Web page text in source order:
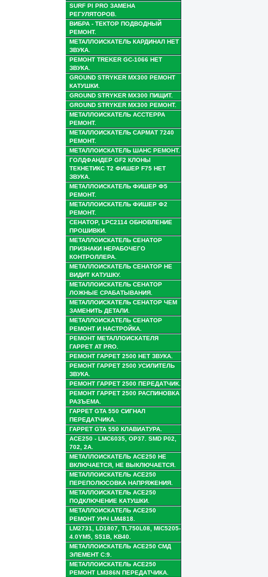
SURF PI PRO ЗАМЕНА
РЕГУЛЯТОРОВ.
ВИБРА - ТЕКТОР ПОДВОДНЫЙ
РЕМОНТ.
МЕТАЛЛОИСКАТЕЛЬ КАРДИНАЛ НЕТ
ЗВУКА.
РЕМОНТ TREKER GC-1066 НЕТ
ЗВУКА.
GROUND STRYKER MX300 РЕМОНТ
КАТУШКИ.
GROUND STRYKER MX300 ПИЩИТ.
GROUND STRYKER MX300 РЕМОНТ.
МЕТАЛЛОИСКАТЕЛЬ АССТЕРРА
РЕМОНТ.
МЕТАЛЛОИСКАТЕЛЬ САРМАТ 7240
РЕМОНТ.
МЕТАЛЛОИСКАТЕЛЬ ШАНС РЕМОНТ.
ГОЛДФАНДЕР GF2 КЛОНЫ
ТЕКНЕТИКС Т2 ФИШЕР F75 НЕТ
ЗВУКА.
МЕТАЛЛОИСКАТЕЛЬ ФИШЕР Ф5
РЕМОНТ.
МЕТАЛЛОИСКАТЕЛЬ ФИШЕР Ф2
РЕМОНТ.
СЕНАТОР, LPC2114 ОБНОВЛЕНИЕ
ПРОШИВКИ.
МЕТАЛЛОИСКАТЕЛЬ СЕНАТОР
ПРИЗНАКИ НЕРАБОЧЕГО
КОНТРОЛЛЕРА.
МЕТАЛЛОИСКАТЕЛЬ СЕНАТОР НЕ
ВИДИТ КАТУШКУ.
МЕТАЛЛОИСКАТЕЛЬ СЕНАТОР
ЛОЖНЫЕ СРАБАТЫВАНИЯ.
МЕТАЛЛОИСКАТЕЛЬ СЕНАТОР ЧЕМ
ЗАМЕНИТЬ ДЕТАЛИ.
МЕТАЛЛОИСКАТЕЛЬ СЕНАТОР
РЕМОНТ И НАСТРОЙКА.
РЕМОНТ МЕТАЛЛОИСКАТЕЛЯ
ГАРРЕТ AT PRO.
РЕМОНТ ГАРРЕТ 2500 НЕТ ЗВУКА.
РЕМОНТ ГАРРЕТ 2500 УСИЛИТЕЛЬ
ЗВУКА.
РЕМОНТ ГАРРЕТ 2500 ПЕРЕДАТЧИК.
РЕМОНТ ГАРРЕТ 2500 РАСПИНОВКА
РАЗЪЕМА.
ГАРРЕТ GTA 550 СИГНАЛ
ПЕРЕДАТЧИКА.
ГАРРЕТ GTA 550 КЛАВИАТУРА.
АСЕ250 - LMC6035, OP37. SMD P02,
702, 2A.
МЕТАЛЛОИСКАТЕЛЬ АСЕ250 НЕ
ВКЛЮЧАЕТСЯ, НЕ ВЫКЛЮЧАЕТСЯ.
МЕТАЛЛОИСКАТЕЛЬ АСЕ250
ПЕРЕПОЛЮСОВКА НАПРЯЖЕНИЯ.
МЕТАЛЛОИСКАТЕЛЬ АСЕ250
ПОДКЛЮЧЕНИЕ КАТУШКИ.
МЕТАЛЛОИСКАТЕЛЬ АСЕ250
РЕМОНТ УНЧ LM4818.
LM2731, LD1807, TL750L08, MIC5205-
4.0YM5, S51B, KB40.
МЕТАЛЛОИСКАТЕЛЬ АСЕ250 СМД
ЭЛЕМЕНТ С:9.
МЕТАЛЛОИСКАТЕЛЬ АСЕ250
РЕМОНТ LM386N ПЕРЕДАТЧИКА.